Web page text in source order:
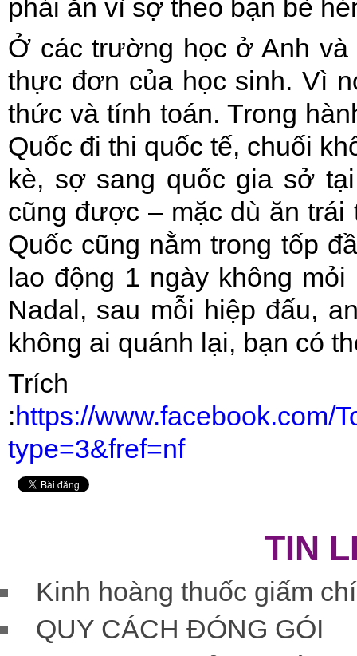
phải ăn vì sợ theo bạn bè
Ở các trường học ở Anh
thực đơn của học sinh. Vì
thức và tính toán. Trong
Quốc đi thi quốc tế, chuối
kè, sợ sang quốc gia sở
cũng được – mặc dù ăn
Quốc cũng nằm trong tốp
lao động 1 ngày không
Nadal, sau mỗi hiệp đấu,
không ai quánh lại, bạn có
Trích
:https://www.facebook.com/
type=3&fref=nf
TIN
Kinh hoàng thuốc giấm
QUY CÁCH ĐÓNG GÓI